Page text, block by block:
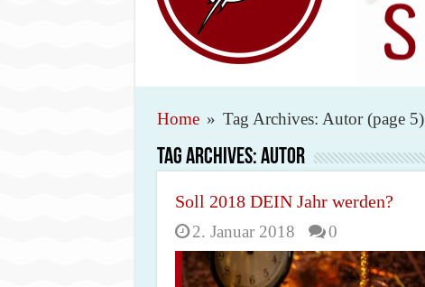
Home » Tag Archives: Autor(page 5)
Tag Archives: Autor
Soll 2018 DEIN Jahr werden?
2. Januar 2018 0